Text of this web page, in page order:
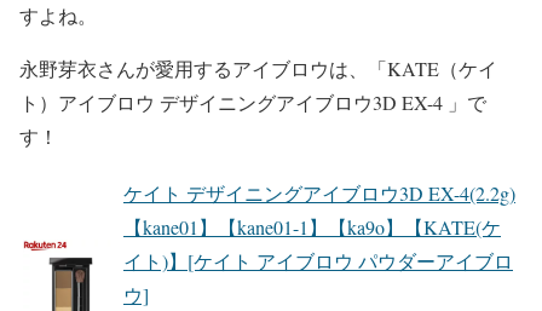
すよね。
永野芽衣さんが愛用するアイブロウは、
「KATE（ケイ
ト）アイブロウ デザイニングアイブロウ3D EX-4 」 で
す！
ケイト デザイニングアイブロウ3D EX-4(2.2g)
【kane01】【kane01-1】【ka9o】【KATE(ケ
イト)】[ケイト アイブロウ パウダーアイブロ
ウ]